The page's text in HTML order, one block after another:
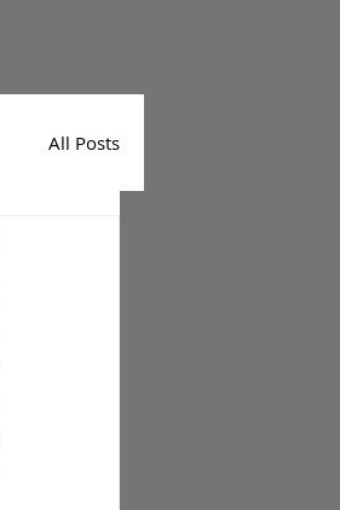
All Posts